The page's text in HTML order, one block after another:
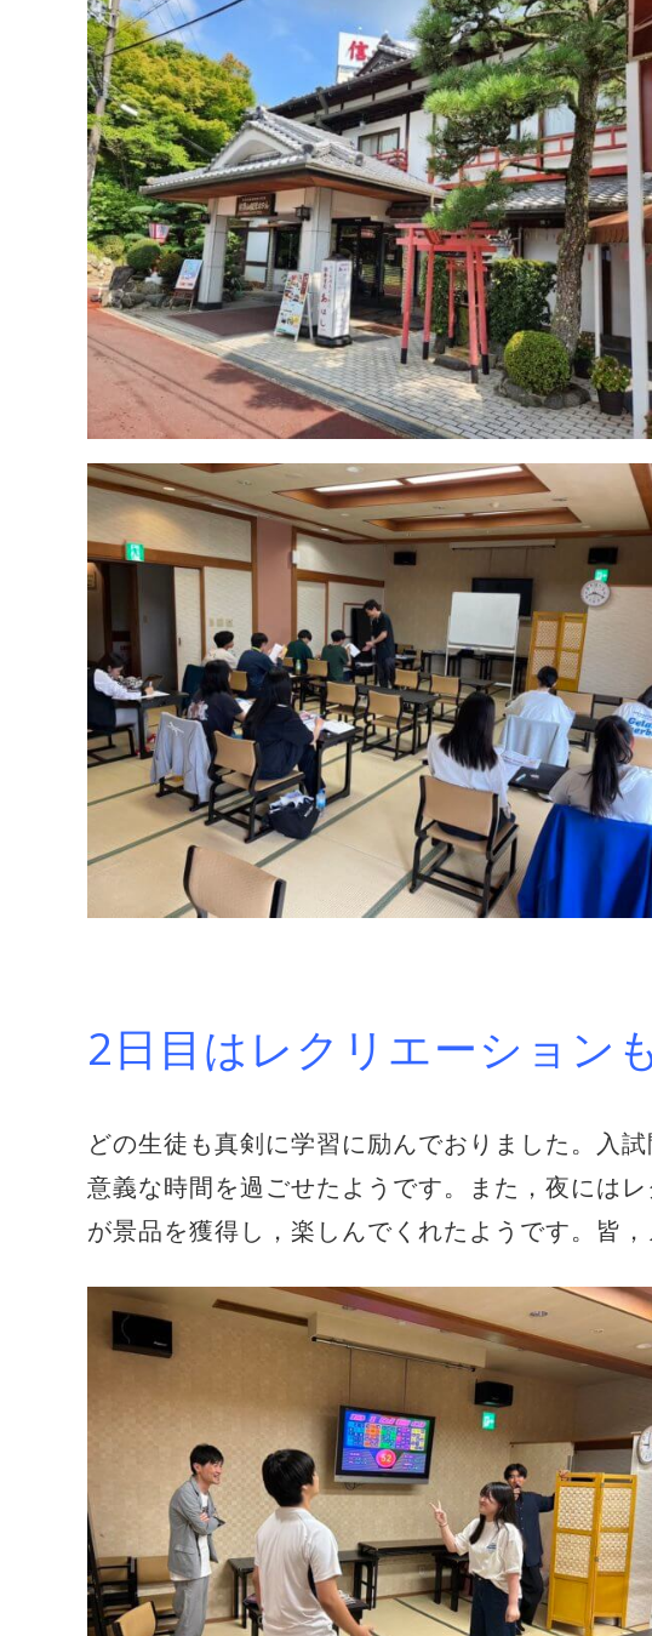
2日目はレクリエーション
どの生徒も真剣に学習に励んでおりました。入
意義な時間を過ごせたようです。また，夜には
が景品を獲得し，楽しんでくれたようです。皆